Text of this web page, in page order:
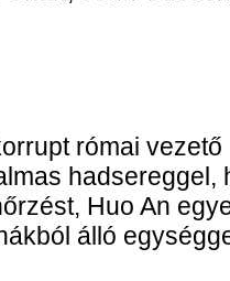
római vezető
hadsereggel,
Huo An
álló